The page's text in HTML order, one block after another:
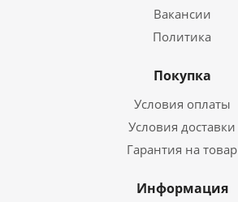
Вакансии
Политика
Покупка
Условия оплаты
Условия доставки
Гарантия на товар
Информация